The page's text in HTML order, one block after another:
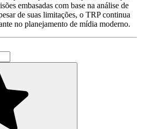
embasadas com base na análise de
de suas limitações, o TRP continua
no planejamento de mídia moderno.